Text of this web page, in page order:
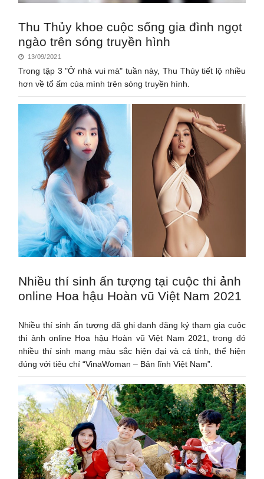
Thu Thủy khoe cuộc sống gia đình ngọt
ngào trên sóng truyền hình
13/09/2021
Trong tập 3 "Ở nhà vui mà" tuần này, Thu Thủy tiết lộ nhiều
hơn về tổ ấm của mình trên sóng truyền hình.
Nhiều thí sinh ấn tượng tại cuộc thi ảnh
online Hoa hậu Hoàn vũ Việt Nam 2021
Nhiều thí sinh ấn tượng đã ghi danh đăng ký tham gia cuộc
thi ảnh online Hoa hậu Hoàn vũ Việt Nam 2021, trong đó
nhiều thí sinh mang màu sắc hiện đại và cá tính, thể hiện
đúng với tiêu chí “VinaWoman – Bản lĩnh Việt Nam”.